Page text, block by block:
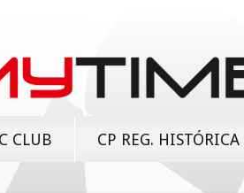
CLUB CP REG. HISTÓRICA